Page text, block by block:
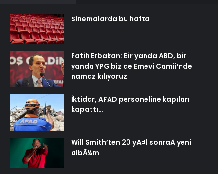
Sinemalarda bu hafta
Fatih Erbakan: Bir yanda ABD, bir
yanda YPG biz de Emevi Camii’nde
namaz kılıyoruz
İktidar, AFAD personeline kapıları
kapattı…
Will Smith’ten 20 yÄ±l sonraÂ yeni
albÃ¼m